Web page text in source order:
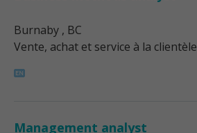
Burnaby , BC
Vente, achat et service à la clientèle
Management analyst